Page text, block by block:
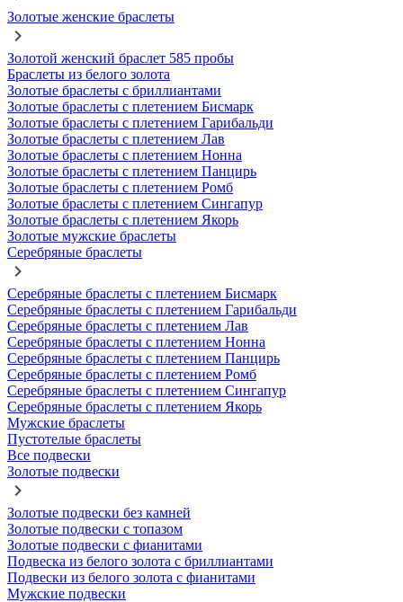
Золотые женские браслеты
Золотой женский браслет 585 пробы
Браслеты из белого золота
Золотые браслеты с бриллиантами
Золотые браслеты с плетением Бисмарк
Золотые браслеты с плетением Гарибальди
Золотые браслеты с плетением Лав
Золотые браслеты с плетением Нонна
Золотые браслеты с плетением Панцирь
Золотые браслеты с плетением Ромб
Золотые браслеты с плетением Сингапур
Золотые браслеты с плетением Якорь
Золотые мужские браслеты
Серебряные браслеты
Серебряные браслеты с плетением Бисмарк
Серебряные браслеты с плетением Гарибальди
Серебряные браслеты с плетением Лав
Серебряные браслеты с плетением Нонна
Серебряные браслеты с плетением Панцирь
Серебряные браслеты с плетением Ромб
Серебряные браслеты с плетением Сингапур
Серебряные браслеты с плетением Якорь
Мужские браслеты
Пустотелые браслеты
Все подвески
Золотые подвески
Золотые подвески без камней
Золотые подвески с топазом
Золотые подвески с фианитами
Подвеска из белого золота с бриллиантами
Подвески из белого золота с фианитами
Мужские подвески